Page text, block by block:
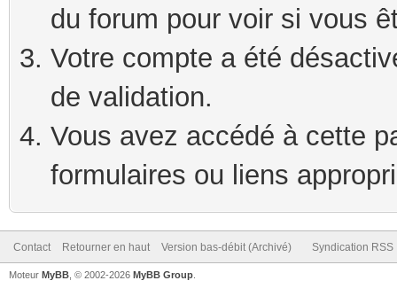
du forum pour voir si vous
Votre compte a été
de validation.
Vous avez accédé à cette
formulaires ou liens
Contact Retourner en haut Version bas-débit (Archivé) Syndication RSS
Moteur MyBB , © 2002-2026 MyBB Group